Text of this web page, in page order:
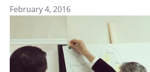
February 4, 2016